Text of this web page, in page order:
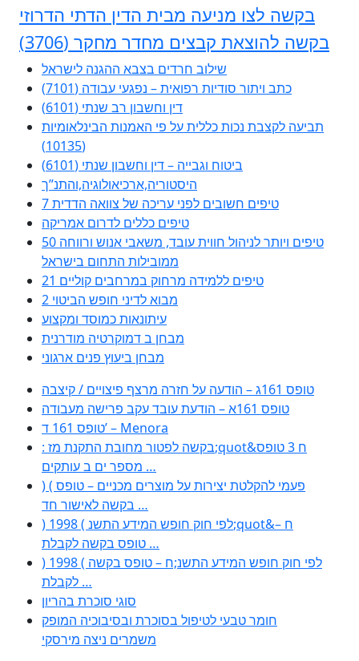
בקשה לצו מניעה מבית הדין הדתי הדרוזי
בקשה להוצאת קבצים מחדר מחקר (3706)
שילוב חרדים בצבא ההגנה לישראל
כתב ויתור סודיות רפואית – נפגעי עבודה (7101)
דין וחשבון רב שנתי (6101)
תביעה לקצבת נכות כללית על פי האמנות הבינלאומיות
(10135)
ביטוח וגבייה – דין וחשבון שנתי (6101)
היסטוריה,ארכיאולוגיה,והתנ”ך
7 טיפים חשובים לפני עריכה של צוואה הדדית
טיפים כללים לדרום אמריקה
50 טיפים ויותר לניהול חווית עובד, משאבי אנוש ורווחה
ממובילות התחום בישראל
21 טיפים ללמידה מרחוק במרחבים קוליים
מבוא לדיני חופש הביטוי 2
עיתונאות כמוסד ומקצוע
מבחן ב דמוקרטיה מודרנית
מבחן ביעוץ פנים ארגוני
טופס 161ג – הודעה על חזרה מרצף פיצויים / קיצבה
טופס 161א – הודעת עובד עקב פרישה מעבודה
טופס 161 ד’ – Menora
: בקשה לפטור מחובת התקנת מז;quot&ח 3 טופס
מספר ים ב עותקים …
) ( פעמי להקלטת יצירות על מוצרים מכניים – טופס
בקשה לאישור חד …
) 1998 ( לפי חוק חופש המידע התשנ;quot&ח –
טופס בקשה לקבלת …
) 1998 ( לפי חוק חופש המידע התשנ;ח – טופס בקשה
לקבלת …
סוגי סוכרת בהריון
חומר טבעי לטיפול בסוכרת ובסיבוכיה המופק
משמרים ניצה מירסקי